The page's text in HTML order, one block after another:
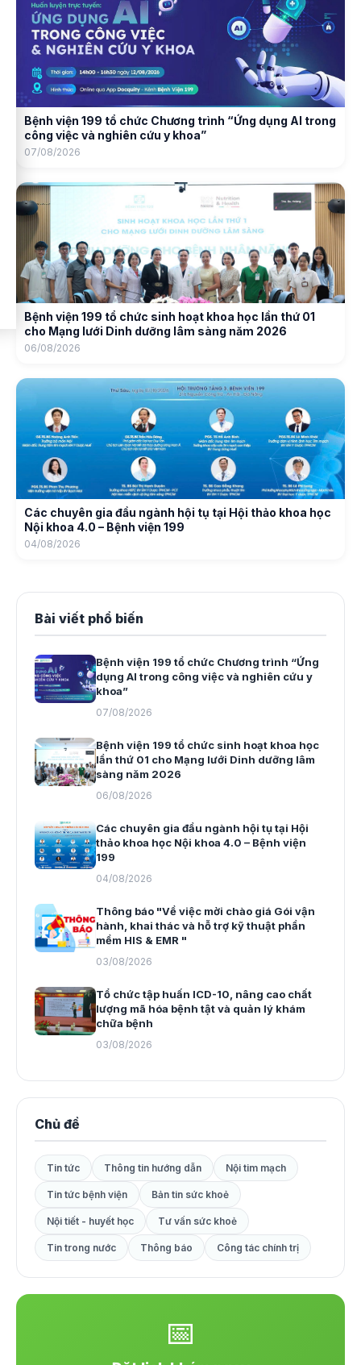
Bệnh viện 199 tổ chức Chương trình “Ứng dụng AI trong
công việc và nghiên cứu y khoa”
07/08/2026
Bệnh viện 199 tổ chức sinh hoạt khoa học lần thứ 01
cho Mạng lưới Dinh dưỡng lâm sàng năm 2026
06/08/2026
Các chuyên gia đầu ngành hội tụ tại Hội thảo khoa học
Nội khoa 4.0 – Bệnh viện 199
04/08/2026
Bài viết phổ biến
Bệnh viện 199 tổ chức Chương trình “Ứng
dụng AI trong công việc và nghiên cứu y
khoa”
07/08/2026
Bệnh viện 199 tổ chức sinh hoạt khoa học
lần thứ 01 cho Mạng lưới Dinh dưỡng lâm
sàng năm 2026
06/08/2026
Các chuyên gia đầu ngành hội tụ tại Hội
thảo khoa học Nội khoa 4.0 – Bệnh viện
199
04/08/2026
Thông báo "Về việc mời chào giá Gói vận
hành, khai thác và hỗ trợ kỹ thuật phần
mềm HIS & EMR "
03/08/2026
Tổ chức tập huấn ICD-10, nâng cao chất
lượng mã hóa bệnh tật và quản lý khám
chữa bệnh
03/08/2026
Chủ đề
Tin tức Thông tin hướng dẫn Nội tim mạch
Tin tức bệnh viện Bản tin sức khoẻ
Nội tiết - huyết học Tư vấn sức khoẻ
Tin trong nước Thông báo Công tác chính trị
📅